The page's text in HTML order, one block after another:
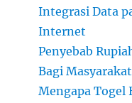
Integrasi Data
Internet
Penyebab
Bagi Masyarakat
Mengapa Togel